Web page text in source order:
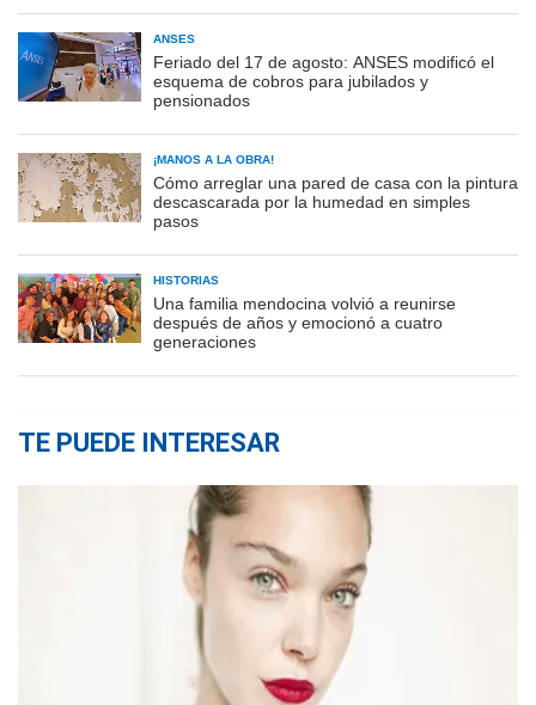
ANSES
Feriado del 17 de agosto: ANSES modificó el
esquema de cobros para jubilados y
pensionados
¡MANOS A LA OBRA!
Cómo arreglar una pared de casa con la pintura
descascarada por la humedad en simples
pasos
HISTORIAS
Una familia mendocina volvió a reunirse
después de años y emocionó a cuatro
generaciones
TE PUEDE INTERESAR